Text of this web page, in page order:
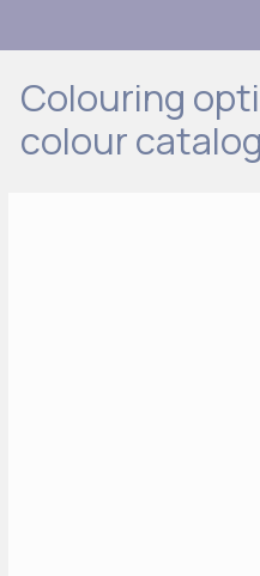
Colouring
colour